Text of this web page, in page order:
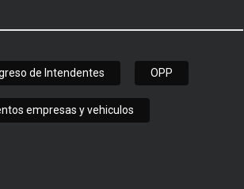
de Intendentes OPP
empresas y vehiculos